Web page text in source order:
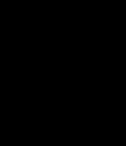
家芬克（Bernarda Fink
往澳洲、日本、韓國演出。
樂節；上一個樂季他們曾造
與少女》以及弦樂五重奏，
、有個性、極具張力；但讓
這張唱片獲得留聲機雜誌
，他們灌錄的普羅高菲夫兩